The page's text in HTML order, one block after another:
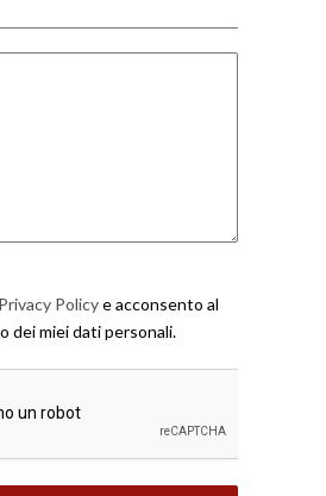
Privacy Policye acconsento al
dei miei dati personali.